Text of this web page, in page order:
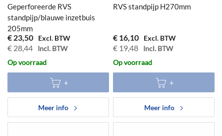
Geperforeerde RVS
standpijp/blauwe inzetbuis
205mm
€ 28,44
€ 23,50
Meer info
Op voorraad
RVS standpijp H270mm
€ 19,48
€ 16,10
Meer info
Op voorraad